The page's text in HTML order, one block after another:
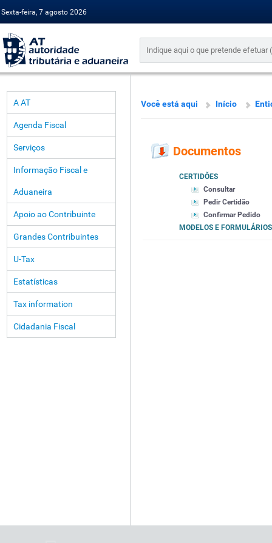
Sexta-feira, 7 agosto 2026
A AT
Agenda Fiscal
Serviços
Informação Fiscal e
Aduaneira
Apoio ao Contribuinte
Grandes Contribuintes
U-Tax
Estatísticas
Tax information
Cidadania Fiscal
Você está aqui Início
Documentos
CERTIDÕES
Consultar
Pedir Certidão
Confirmar Pedido
MODELOS E FORMULÁRIOS